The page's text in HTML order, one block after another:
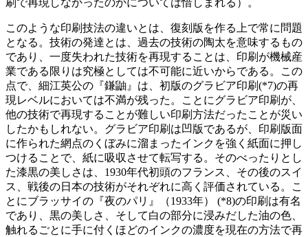
刷で再現しなかったのかについては惜しまれる）。
このような印刷技法の違いとは、復刻版を作る上で常に問題
となる。技術の発達とは、過去の技術の陶太を意味するもの
であり、一度失われた技術を再現することは、印刷が機械産
業である限りは究極としては不可能に近いからである。この
点で、細江英公の『鎌鼬』は、初版のグラビア印刷(*7)の再
現レベルにおいては不満が残った。ことにグラビア印刷が、
他の技術で再現することが難しい印刷方法だったことが災い
したかもしれない。グラビア印刷は凹版であるが、印刷版面
に作られた網点のくぼみに溜まったインクを強く紙面に押し
つけることで、紙に吸収させて転写する。そのべったりとし
た漆黒の美しさは、1930年代初頭のフランス、その後のスイ
ス、戦後の日本の技術がそれぞれに高く評価されている。こ
とにブラッサイの『夜のパリ』（1933年） (*8)の印刷は有名
であり、黒の美しさ、そして白の部分に浸みだした油の色、
触れるごとに手に付くほどのインクの濃度を現在の方法で再